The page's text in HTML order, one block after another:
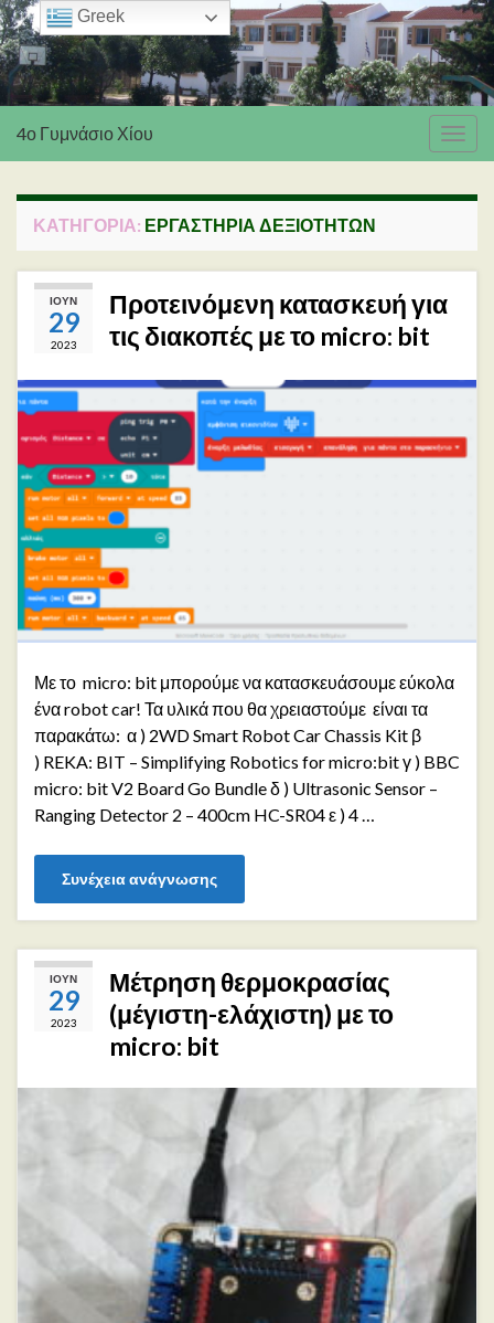
4ο Γυμνάσιο Χίου
ΚΑΤΗΓΟΡΊΑ: ΕΡΓΑΣΤΉΡΙΑ ΔΕΞΙΟΤΉΤΩΝ
ΙΟΎΝ
29
2023
Προτεινόμενη κατασκευή για
τις διακοπές με το micro: bit
Με το micro: bit μπορούμε να κατασκευάσουμε εύκολα
ένα robot car! Τα υλικά που θα χρειαστούμε είναι τα
παρακάτω: α ) 2WD Smart Robot Car Chassis Kit β
) REKA: BIT – Simplifying Robotics for micro:bit γ ) BBC
micro: bit V2 Board Go Bundle δ ) Ultrasonic Sensor –
Ranging Detector 2 – 400cm HC-SR04 ε ) 4 …
Συνέχεια ανάγνωσης
ΙΟΎΝ
29
2023
Μέτρηση θερμοκρασίας
(μέγιστη-ελάχιστη) με το
micro: bit
Greek